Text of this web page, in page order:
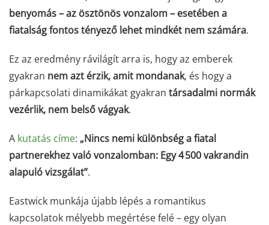
benyomás – az ösztönös vonzalom – esetében a
fiatalság fontos tényező lehet mindkét nem számára.
Ez az eredmény rávilágít arra is, hogy az emberek
gyakran nem azt érzik, amit mondanak, és hogy a
párkapcsolati dinamikákat gyakran társadalmi normák
vezérlik, nem belső vágyak.
A kutatás címe: „Nincs nemi különbség a fiatal
partnerekhez való vonzalomban: Egy 4 500 vakrandin
alapuló vizsgálat”.
Eastwick munkája újabb lépés a romantikus
kapcsolatok mélyebb megértése felé – egy olyan